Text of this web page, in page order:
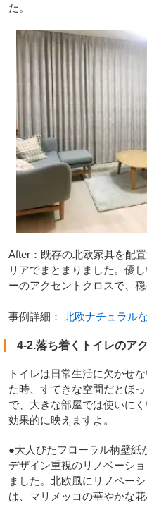
た。
After：既存の北欧家具を配
リアでまとまりました。優
ーのアクセントクロスで、
事例詳細： 北欧ナチュラル
4-2.落ち着くトイレのア
トイレは日常生活に欠かせ
た時、すてきな空間だとほ
で、大きな部屋では使いに
効果的に映えますよ。
●大人びたフローラル柄壁紙
デザイン重視のリノベーシ
ました。北欧風にリノベー
は、マリメッコの華やかな